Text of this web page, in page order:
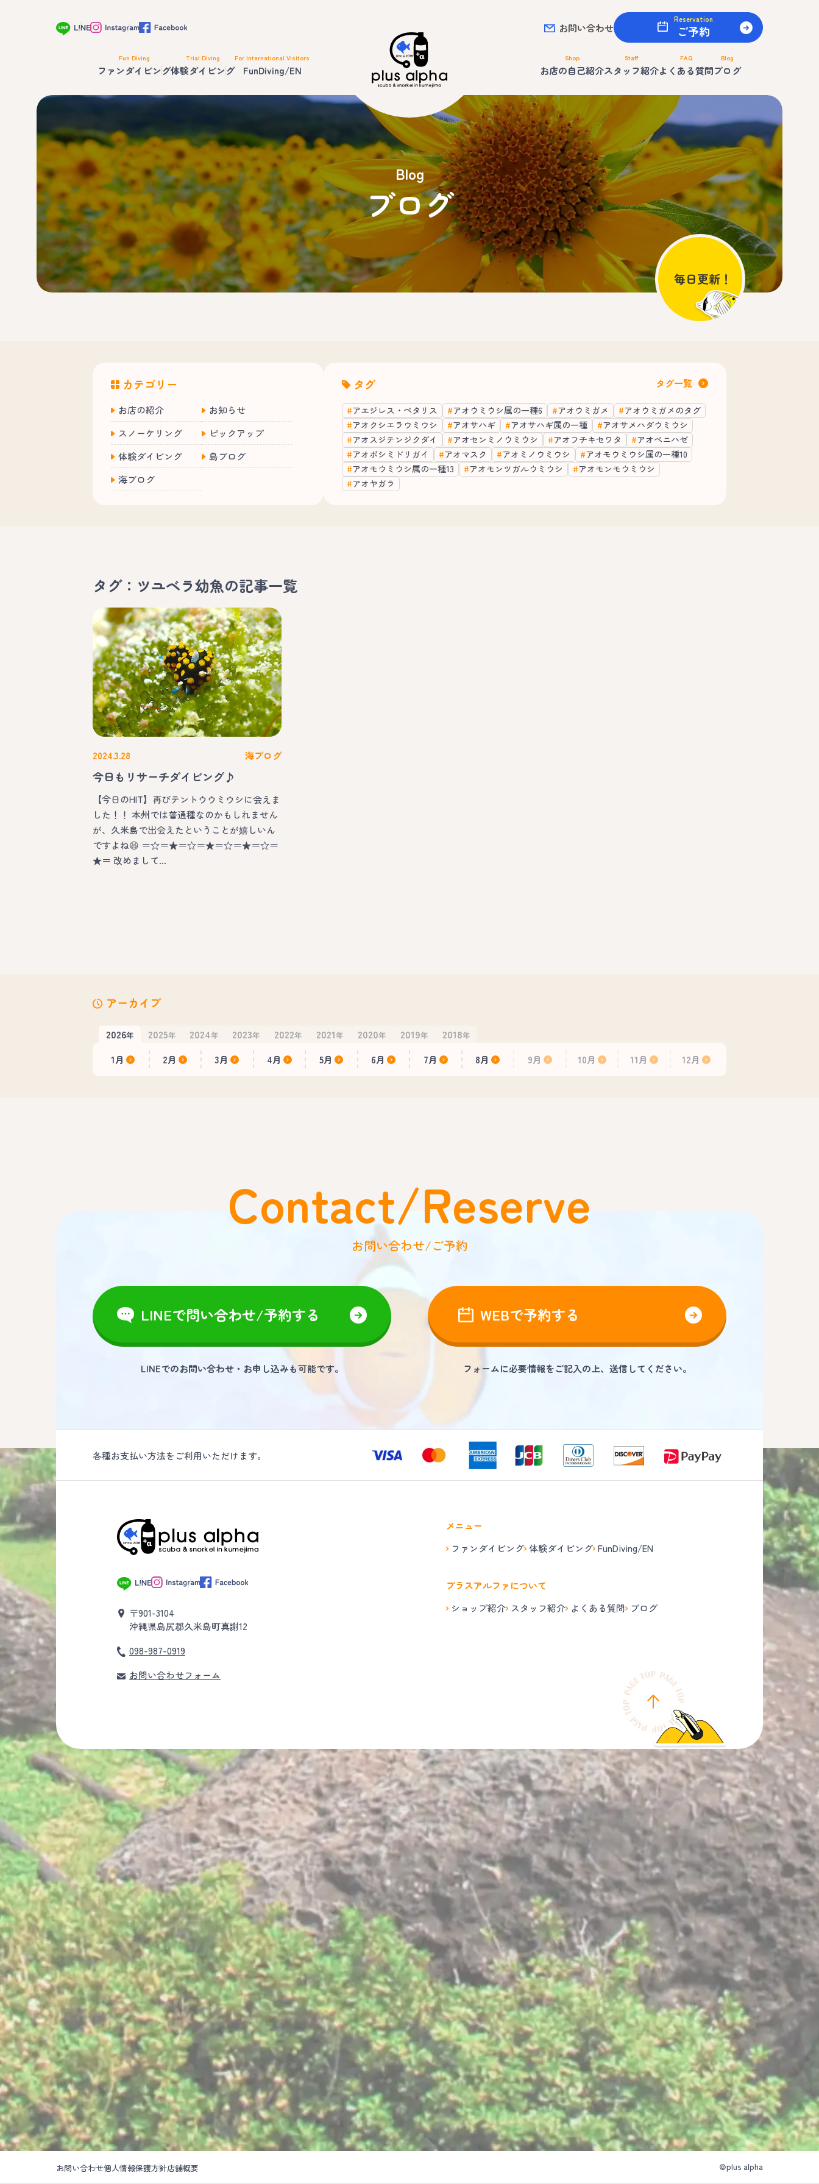
お問い合わせ
Reservation
ご予約
Fun Diving
ファンダイビング
Trial Diving
体験ダイビング
For International Visitors
FunDiving/EN
Shop
お店の自己紹介
Staff
スタッフ紹介
FAQ
よくある質問
Blog
ブログ
Blog
ブログ
カテゴリー
お店の紹介
お知らせ
スノーケリング
ピックアップ
体験ダイビング
島ブログ
海ブログ
タグ タグ一覧
アエジレス・ペタリス アオウミウシ属の一種6 アオウミガメ
アオウミガメのタグ
アオクシエラウミウシ
アオサハギ アオサハギ属の一種
アオサメハダウミウシ
アオスジテンジクダイ
アオセンミノウミウシ アオフチキセワタ
アオベニハゼ
アオボシミドリガイ
アオマスク アオミノウミウシ
アオモウミウシ属の一種10
アオモウミウシ属の一種13
アオモンツガルウミウシ
アオモンモウミウシ
アオヤガラ
タグ：ツユベラ幼魚の記事一覧
2024.3.28 海ブログ
今日もリサーチダイビング♪
【今日のHIT】再びテントウウミウシに会えま
した！！ 本州では普通種なのかもしれません
が、久米島で出会えたということが嬉しいん
ですよね😆 ＝☆＝★＝☆＝★＝☆＝★＝☆＝
★＝ 改めまして…
アーカイブ
2026年 2025年 2024年 2023年 2022年 2021年 2020年 2019年 2018年
1月 2月 3月 4月 5月 6月 7月 8月 9月 10月 11月 12月
Contact/Reserve
お問い合わせ/ご予約
LINEで問い合わせ/予約する
LINEでのお問い合わせ・お申し込みも可能です。
WEBで予約する
フォームに必要情報をご記入の上、送信してください。
各種お支払い方法をご利用いただけます。
〒901-3104
沖縄県島尻郡久米島町真謝12
098-987-0919
お問い合わせフォーム
メニュー
ファンダイビング 体験ダイビング FunDiving/EN
プラスアルファについて
ショップ紹介 スタッフ紹介 よくある質問 ブログ
お問い合わせ個人情報保護方針店舗概要 ©plus alpha